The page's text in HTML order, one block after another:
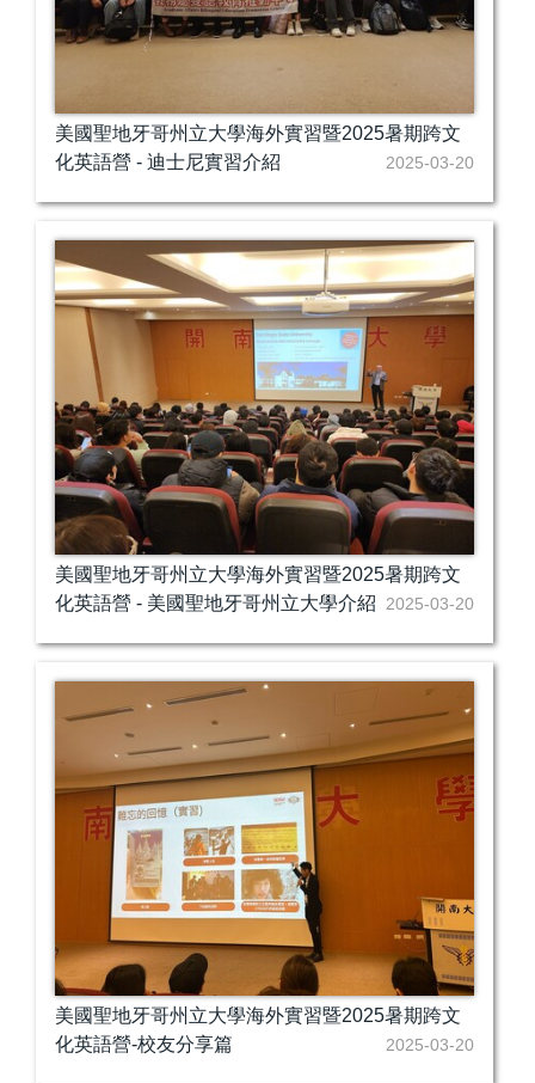
美國聖地牙哥州立大學海外實習暨2025暑期跨文
化英語營 - 迪士尼實習介紹
2025-03-20
美國聖地牙哥州立大學海外實習暨2025暑期跨文
化英語營 - 美國聖地牙哥州立大學介紹
2025-03-20
美國聖地牙哥州立大學海外實習暨2025暑期跨文
化英語營-校友分享篇
2025-03-20